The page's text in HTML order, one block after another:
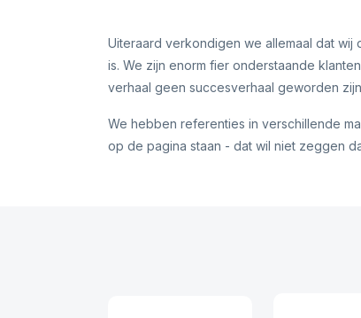
Uiteraard verkondigen we allemaal dat wij
is. We zijn enorm fier onderstaande
verhaal geen succesverhaal geworden
We hebben referenties in verschillende
op de pagina staan - dat wil niet zeggen